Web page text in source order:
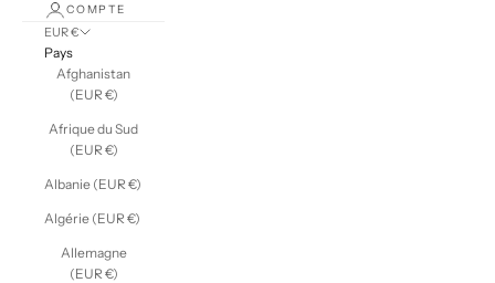
COMPTE
EUR €
Pays
Afghanistan
(EUR €)
Afrique du Sud
(EUR €)
Albanie (EUR €)
Algérie (EUR €)
Allemagne
(EUR €)